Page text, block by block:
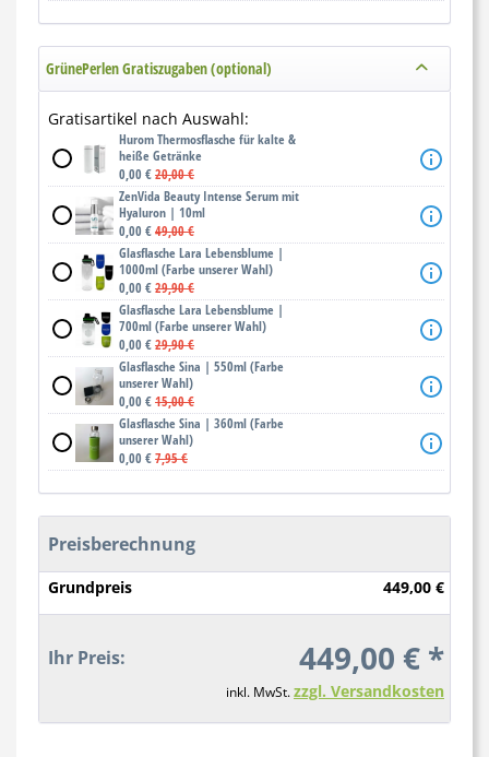
GrünePerlen Gratiszugaben (optional)
Gratisartikel nach Auswahl:
Hurom Thermosflasche für kalte &
heiße Getränke
0,00 €20,00 €
ZenVida Beauty Intense Serum mit
Hyaluron | 10ml
0,00 €49,00 €
Glasflasche Lara Lebensblume |
1000ml (Farbe unserer Wahl)
0,00 €29,90 €
Glasflasche Lara Lebensblume |
700ml (Farbe unserer Wahl)
0,00 €29,90 €
Glasflasche Sina | 550ml (Farbe
unserer Wahl)
0,00 €15,00 €
Glasflasche Sina | 360ml (Farbe
unserer Wahl)
0,00 €7,95 €
Preisberechnung
Grundpreis 449,00 €
Ihr Preis: 449,00 € *
inkl. MwSt.zzgl. Versandkosten